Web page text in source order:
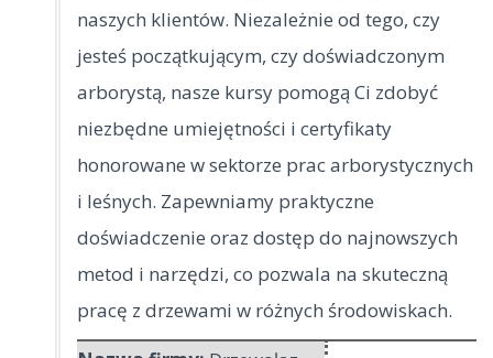
naszych klientów. Niezależnie od tego, czy
jesteś początkującym, czy doświadczonym
arborystą, nasze kursy pomogą Ci zdobyć
niezbędne umiejętności i certyfikaty
honorowane w sektorze prac arborystycznych
i leśnych. Zapewniamy praktyczne
doświadczenie oraz dostęp do najnowszych
metod i narzędzi, co pozwala na skuteczną
pracę z drzewami w różnych środowiskach.